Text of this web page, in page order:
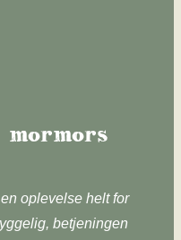
oplevelse helt for
betjeningen